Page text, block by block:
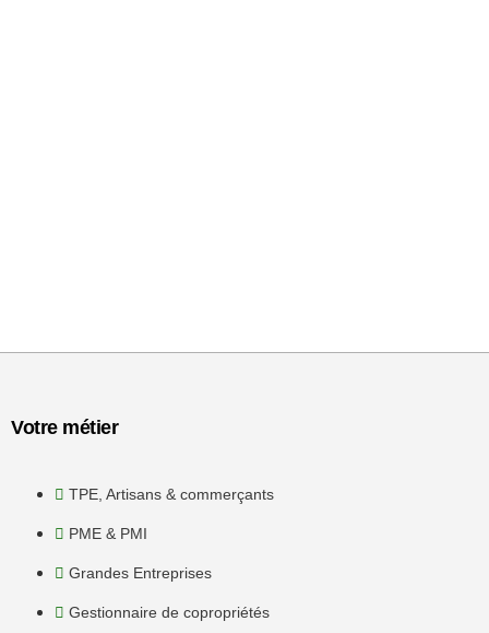
Votre métier
TPE, Artisans & commerçants
PME & PMI
Grandes Entreprises
Gestionnaire de copropriétés